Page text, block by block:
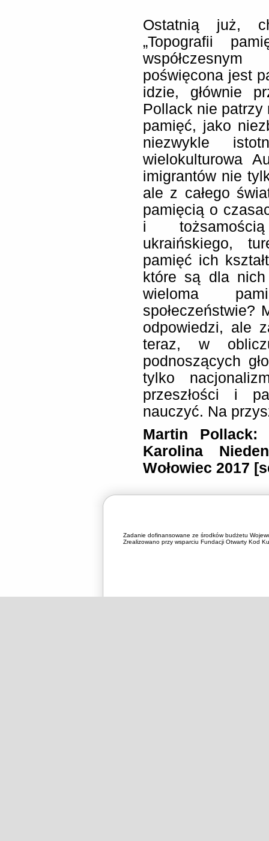
Ostatnią już,
„Topografii
poświęcona jest
idzie, głównie
Pollack nie patrzy
pamięć, jako
niezwykle
wielokulturowa
imigrantów nie
ale z całego
pamięcią o
i
ukraińskiego,
pamięć ich
które są dla
wieloma
społeczeństwie?
odpowiedzi, ale
teraz, w
podnoszących
tylko
przeszłości i
nauczyć. Na
Martin Pollack:
Karolina
Wołowiec 2017
Zadanie dofinansowane ze środków budżetu
Zrealizowano przy wsparciu Fundacji Otwarty Kod